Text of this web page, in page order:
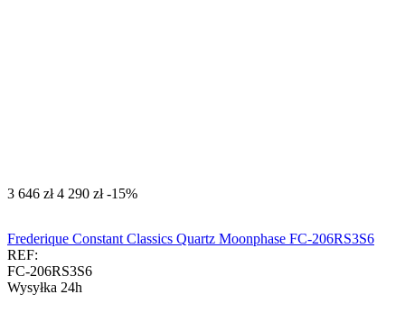
‍3 646‍ zł ‍4 290‍ zł -15%
Frederique Constant Classics Quartz Moonphase FC-206RS3S6
REF:
FC-206RS3S6
Wysyłka 24h